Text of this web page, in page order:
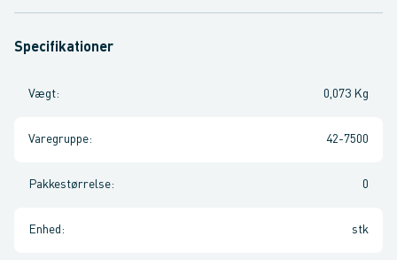
Specifikationer
Vægt: 0,073 Kg
Varegruppe: 42-7500
Pakkestørrelse: 0
Enhed : stk